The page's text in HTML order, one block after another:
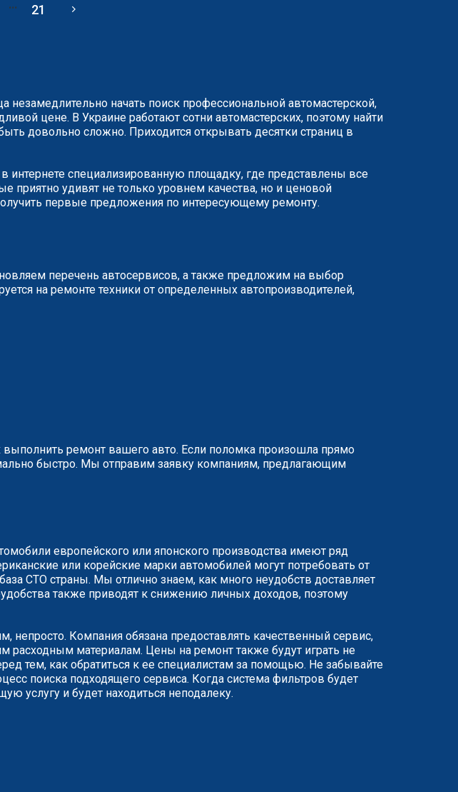
... 21
незамедлительно начать поиск профессиональной автомастерской,
цене. В Украине работают сотни автомастерских, поэтому найти
довольно сложно. Приходится открывать десятки страниц в
интернете специализированную площадку, где представлены все
приятно удивят не только уровнем качества, но и ценовой
первые предложения по интересующему ремонту.
перечень автосервисов, а также предложим на выбор
на ремонте техники от определенных автопроизводителей,
ремонт вашего авто. Если поломка произошла прямо
быстро. Мы отправим заявку компаниям, предлагающим
европейского или японского производства имеют ряд
или корейские марки автомобилей могут потребовать от
СТО страны. Мы отлично знаем, как много неудобств доставляет
также приводят к снижению личных доходов, поэтому
непросто. Компания обязана предоставлять качественный сервис,
расходным материалам. Цены на ремонт также будут играть не
тем, как обратиться к ее специалистам за помощью. Не забывайте
поиска подходящего сервиса. Когда система фильтров будет
услугу и будет находиться неподалеку.